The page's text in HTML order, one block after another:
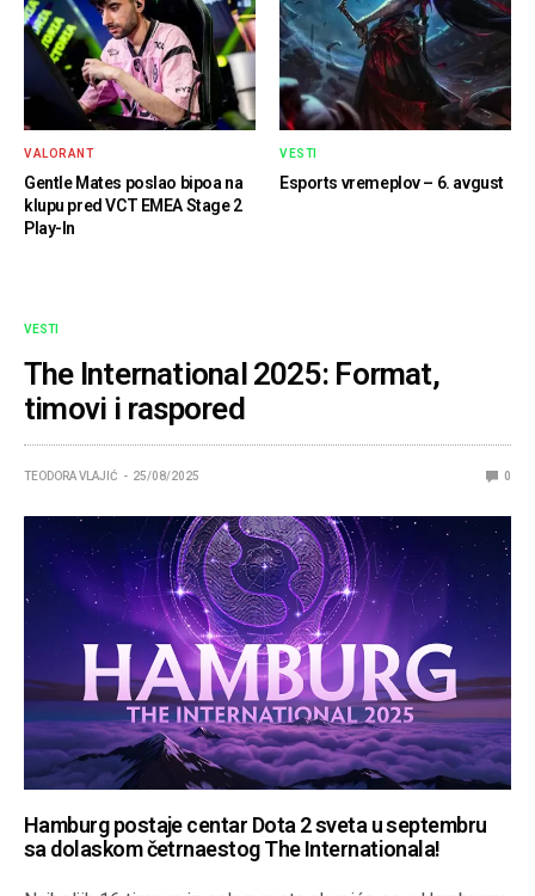
VALORANT
Gentle Mates poslao bipoa na
klupu pred VCT EMEA Stage 2
Play-In
VESTI
Esports vremeplov – 6. avgust
VESTI
The International 2025: Format,
timovi i raspored
TEODORA VLAJIĆ 25/08/2025 0
Hamburg postaje centar Dota 2 sveta u septembru
sa dolaskom četrnaestog The Internationala!